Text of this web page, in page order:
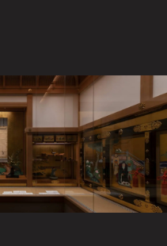
内
Support Us
ご支援について